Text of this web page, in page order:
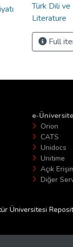
Türk Dili ve
Literature
Full
e-Üniversite
Orion
CATS
Unidocs
Unitime
Açık
Diğer
Üniversitesi